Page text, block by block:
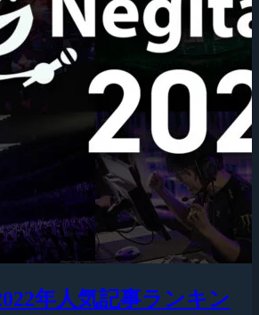
年人気記事ランキン